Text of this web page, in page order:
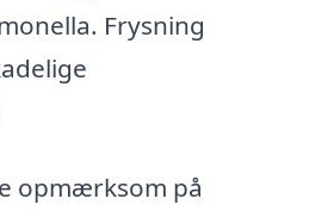
Frysning
opmærksom på